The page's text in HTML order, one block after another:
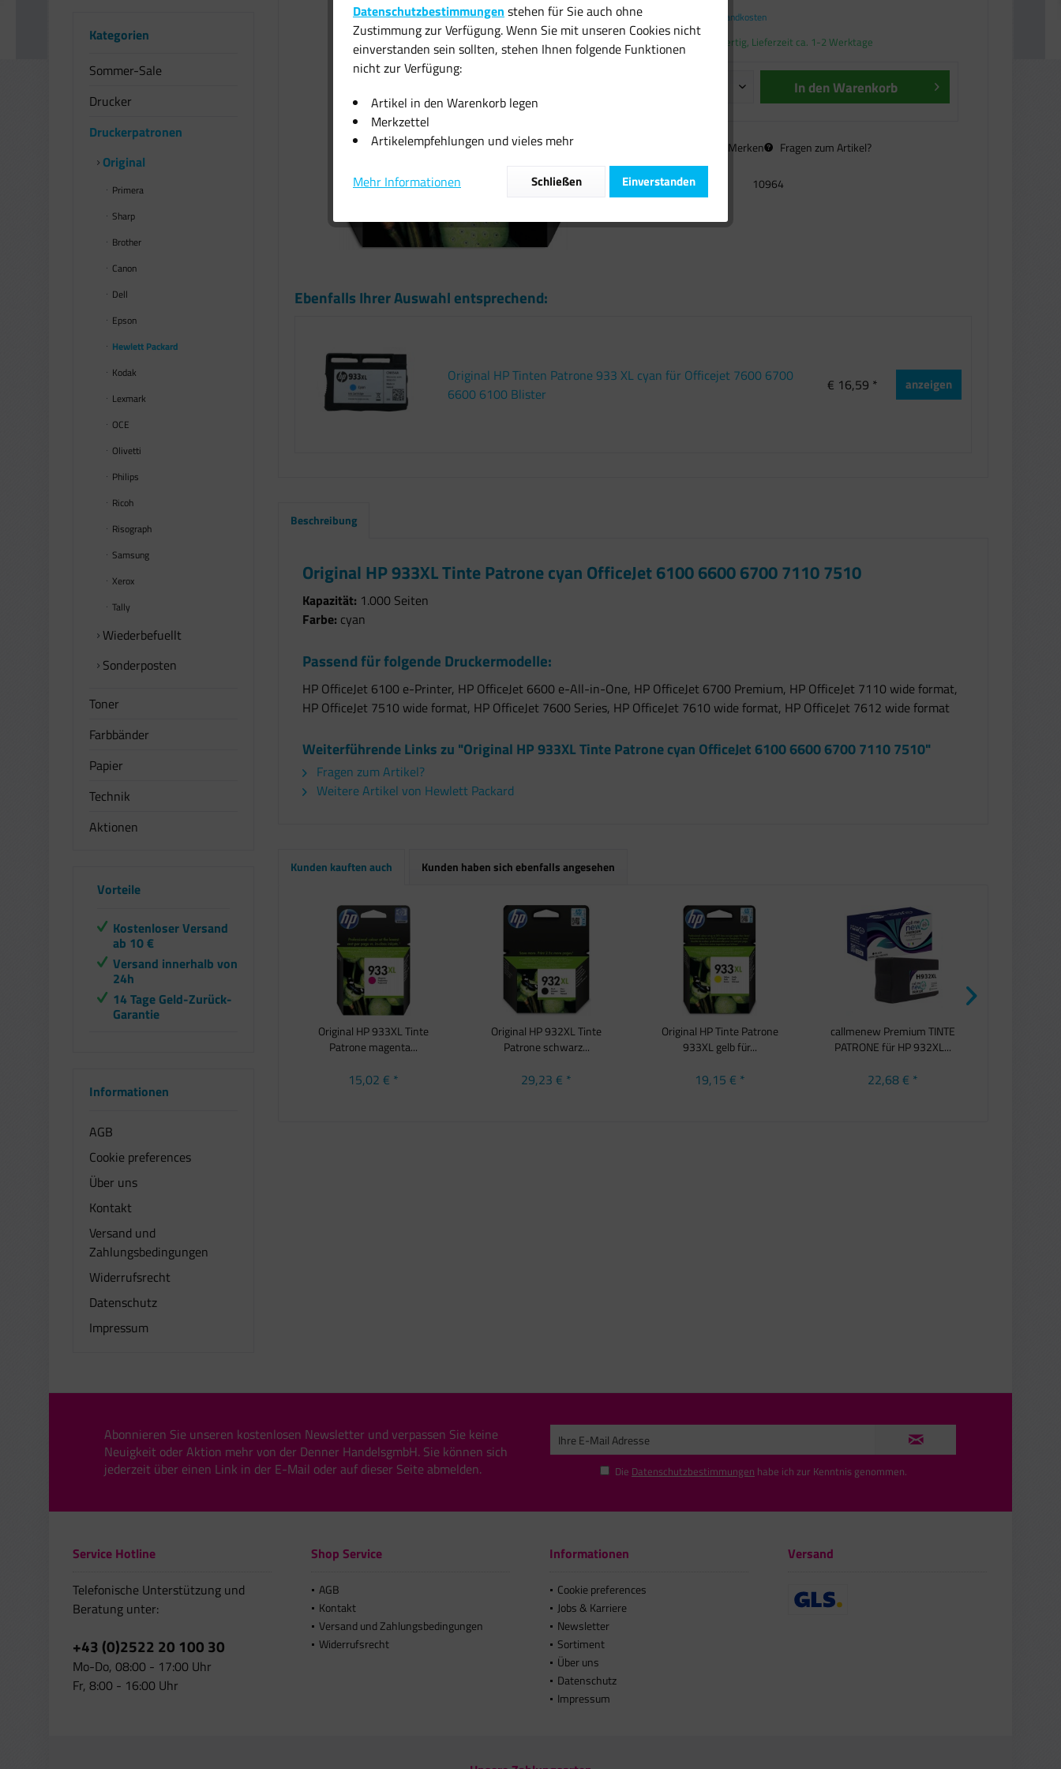
Kategorien
Sommer-Sale
Drucker
Druckerpatronen
Original
Primera
Sharp
Brother
Canon
Dell
Epson
Hewlett Packard
Kodak
Lexmark
OCE
Olivetti
Philips
Ricoh
Risograph
Samsung
Xerox
Tally
Wiederbefuellt
Sonderposten
Toner
Farbbänder
Papier
Technik
Aktionen
Vorteile
Kostenloser Versand
ab 10 €
Versand innerhalb von
24h
14 Tage Geld-Zurück-
Garantie
Informationen
AGB
Cookie preferences
Über uns
Kontakt
Versand und
Zahlungsbedingungen
Widerrufsrecht
Datenschutz
Impressum
inkl. MwSt. zzgl. Versandkosten
Sofort versandfertig, Lieferzeit ca. 1-2 Werktage
In denWarenkorb
Merken Fragen zum Artikel?
Artikel-Nr.: 10964
Ebenfalls Ihrer Auswahl entsprechend:
Original HP Tinten Patrone 933 XL cyan für Officejet 7600 6700
6600 6100 Blister
€ 16,59 * anzeigen
Beschreibung
Original HP 933XL Tinte Patrone cyan OfficeJet 6100 6600 6700 7110 7510
Kapazität: 1.000 Seiten
Farbe: cyan
Passend für folgende Druckermodelle:
HP OfficeJet 6100 e-Printer, HP OfficeJet 6600 e-All-in-One, HP OfficeJet 6700 Premium, HP OfficeJet 7110 wide format,
HP OfficeJet 7510 wide format, HP OfficeJet 7600 Series, HP OfficeJet 7610 wide format, HP OfficeJet 7612 wide format
Weiterführende Links zu "Original HP 933XL Tinte Patrone cyan OfficeJet 6100 6600 6700 7110 7510"
Fragen zum Artikel?
Weitere Artikel von Hewlett Packard
Kunden kauften auch Kunden haben sich ebenfalls angesehen
Original HP 933XL Tinte
Patrone magenta...
15,02 € *
Original HP 932XL Tinte
Patrone schwarz...
29,23 € *
Original HP Tinte Patrone
933XL gelb für...
19,15 € *
callmenew Premium TINTE
PATRONE für HP 932XL...
22,68 € *
Abonnieren Sie unseren kostenlosen Newsletter und verpassen Sie keine
Neuigkeit oder Aktion mehr von der Denner HandelsgmbH. Sie können sich
jederzeit über einen Link in der E-Mail oder auf dieser Seite abmelden.
Die Datenschutzbestimmungen habe ich zur Kenntnis genommen.
Service Hotline
Telefonische Unterstützung und
Beratung unter:
+43 (0)2522 20 100 30
Mo-Do, 08:00 - 17:00 Uhr
Fr, 8:00 - 16:00 Uhr
Shop Service
AGB
Kontakt
Versand und Zahlungsbedingungen
Widerrufsrecht
Informationen
Cookie preferences
Jobs & Karriere
Newsletter
Sortiment
Über uns
Datenschutz
Impressum
Versand
Datenschutzbestimmungen stehen für Sie auch ohne
Zustimmung zur Verfügung. Wenn Sie mit unseren Cookies nicht
einverstanden sein sollten, stehen Ihnen folgende Funktionen
nicht zur Verfügung:
Artikel in den Warenkorb legen
Merkzettel
Artikelempfehlungen und vieles mehr
Mehr Informationen Einverstanden
Schließen